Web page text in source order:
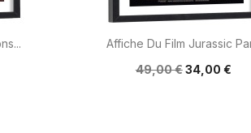
 Aperçu rapide
Affiche Du Film Jurassic
49,00 €34,00 €